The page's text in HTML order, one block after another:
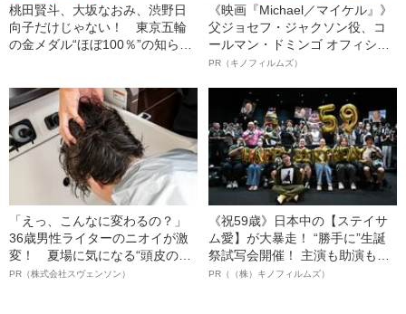
桃田賢斗、大坂なおみ、渋野日
向子だけじゃない！ 東京五輪
の金メダル“ほぼ100％”の知られ
《映画『Michael／マイケル』》
父ジョセフ・ジャクソン役、コ
ールマン・ドミンゴ オフィシャ
ルインタビュー“観客を魅了した
語る”《日本興収70億円突破》
PR（キノフィルムズ）
「えっ、こんなに変わるの？」
36歳男性ライターのニオイが激
変！ 夏場に気になる“頭皮のニ
オイ”や“ベタつき”を解消す
PR（株式会社スヴェンソン）
《祝59歳》日本中の【ステイサ
ム愛】が大暴走！ “勝手に”生誕
祭試写会開催！ 主演も助演も全
部ステイサム！「ステサミー
PR（（株）キノフィルムズ）